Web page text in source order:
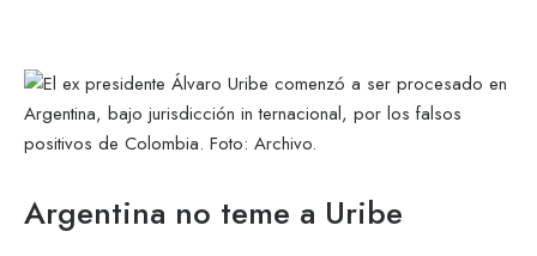
Argentina no teme a Uribe